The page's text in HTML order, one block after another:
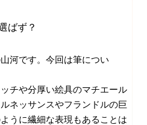
ばず？
河です。今回は筆につい
チや分厚い絵具のマチエール
ネッサンスやフランドルの巨
うに繊細な表現もあることは